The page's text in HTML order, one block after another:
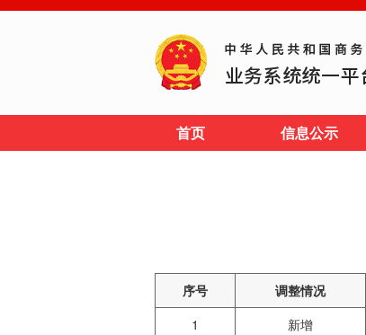
首页 信息公示
序号 调整情况
1
新增